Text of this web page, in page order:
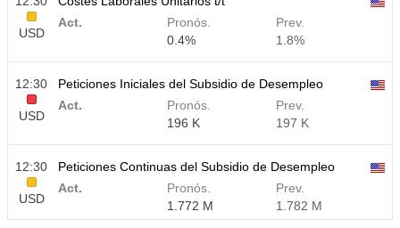
USD
Act.
Pronós.
0.4%
Prev.
1.8%
12:30
USD
Peticiones Iniciales del Subsidio de Desempleo
Act.
Pronós.
196 K
Prev.
197 K
12:30
USD
Peticiones Continuas del Subsidio de Desempleo
Act.
Pronós.
1.772 M
Prev.
1.782 M